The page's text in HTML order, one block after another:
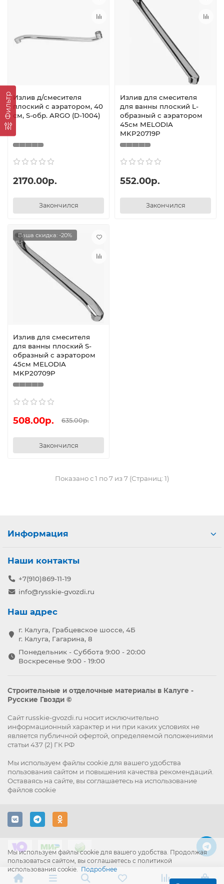
Фильтр Излив д/смесителя
плоский с аэратором, 40
см, S-обр. ARGO (D-1004)
2170.00р.
Закончился
Излив для смесителя
для ванны плоский L-
образный с аэратором
45см MELODIA
MKP20719P
552.00р.
Закончился
Ваша скидка: -20%
Излив для смесителя
для ванны плоский S-
образный с аэратором
45см MELODIA
MKP20709P
508.00р. 635.00р.
Закончился
Показано с 1 по 7 из 7 (Страниц: 1)
Мы используем файлы cookie для вашего удобства. Продолжая
пользоваться сайтом, вы соглашаетесь с политикой
использования cookie. Подробнее
Информация
Наши контакты
+7(910)869-11-19
info@rysskie-gvozdi.ru
Наш адрес
г. Калуга, Грабцевское шоссе, 4Б
г. Калуга, Гагарина, 8
Понедельник - Суббота 9:00 - 20:00
Воскресенье 9:00 - 19:00
Строительные и отделочные материалы в Калуге -
Русские Гвозди ©
Сайт russkie-gvozdi.ru носит исключительно
информационный характер и ни при каких условиях не
является публичной офертой, определяемой положениями
статьи 437 (2) ГК РФ
Мы используем файлы cookieдля вашего удобства
пользования сайтом и повышения качества рекомендаций.
Оставаясь на сайте, вы соглашаетесь на использование
файлов cookie